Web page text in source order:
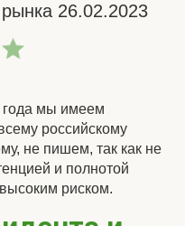
26.02.2023
года мы имеем
российскому
не пишем, так как не
и полнотой
риском.